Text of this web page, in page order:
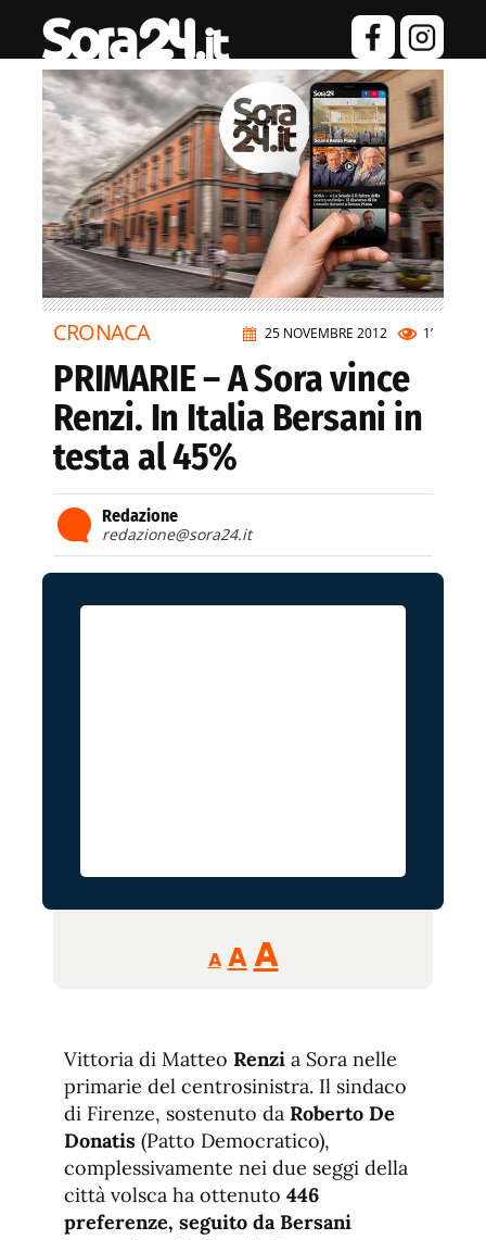
25 NOVEMBRE 2012 1’
CRONACA
PRIMARIE – A Sora vince
Renzi. In Italia Bersani in
testa al 45%
Redazione
redazione@sora24.it
A
Reducir
tamaño
A Restablecer
fuente
AAumentar
de
fuente.
Vittoria di Matteo Renzi a Sora nelle
primarie del centrosinistra. Il sindaco
di Firenze, sostenuto da Roberto De
Donatis (Patto Democratico),
complessivamente nei due seggi della
città volsca ha ottenuto 446
preferenze, seguito da Bersani